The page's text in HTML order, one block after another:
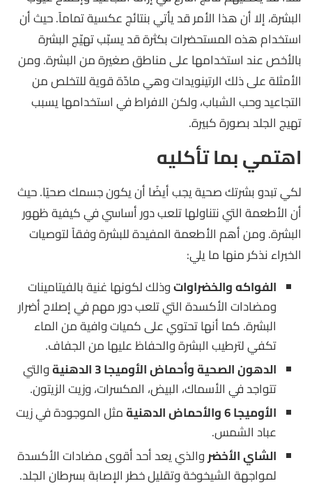
البشرة، إلا أن هذا الأمر قد يأتي بنتائج عكسية تماماً. حيث أن
استخدام هذه المستحضرات بكثرة قد يسبّب تهيّج البشرة
بالأخص عند استخدامها على مناطق صغيرة من البشرة. ومن
الأمثلة على ذلك الرتينويدات وهي مادّة قوية للتخلص من
التجاعيد وحب الشباب، ولكن الافراط في استخدامها يسبب
تهيج الجلد بصورة كبيرة.
اهتمي بما تأكليه
لكي تبدو بشرتك صحية يجب أيضًا أن يكون جسمك صحيًا. حيث
أن الأطعمة التي نتناولها تلعب دور أساسي في كيفية ظهور
البشرة. ومن أهم الأطعمة المفيدة للبشرة وفقاً لتوصيات
الخبراء نذكر منها ما يلي:
الفواكه والخضراواتوذلك لكونها غنية بالفيتامينات
ومضادات الأكسدة التي تلعب دور مهم في إصلاح أضرار
البشرة. كما أنها تحتوي على كميات وافية من الماء
تكفي لترطيب البشرة والحفاظ عليها من الجفاف.
الدهون الصحية وأحماض الأوميجا 3 الدهنية
والتي
تتواجد في الأسماك، البيض، المكسرات، وزيت الزيتون.
الأوميجا 6 والأحماض الدهنية
مثل الموجودة في زيت
عباد الشمس.
الشاي الأخضروالذي يعد أحد أقوى مضادات الأكسدة
لمواجهة الشيخوخة وتقليل خطر الإصابة بسرطان الجلد.